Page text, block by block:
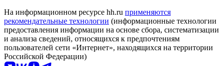
На информационном ресурсе hh.ru применяются
рекомендательные технологии (информационные технологии
предоставления информации на основе сбора, систематизации
и анализа сведений, относящихся к предпочтениям
пользователей сети «Интернет», находящихся на территории
Российской Федерации)